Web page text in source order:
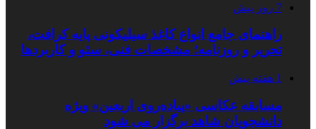
7 روز پیش
راهنمای جامع انواع کاغذ سیلیکونی پایه کرافت،
تحریر و روزنامه؛ مشخصات فنی، سئو و کاربردها
1 هفته پیش
مسابقه عکاسی «پیاده‌روی اربعین» ویژه
دانشجویان شاهد برگزار می شود